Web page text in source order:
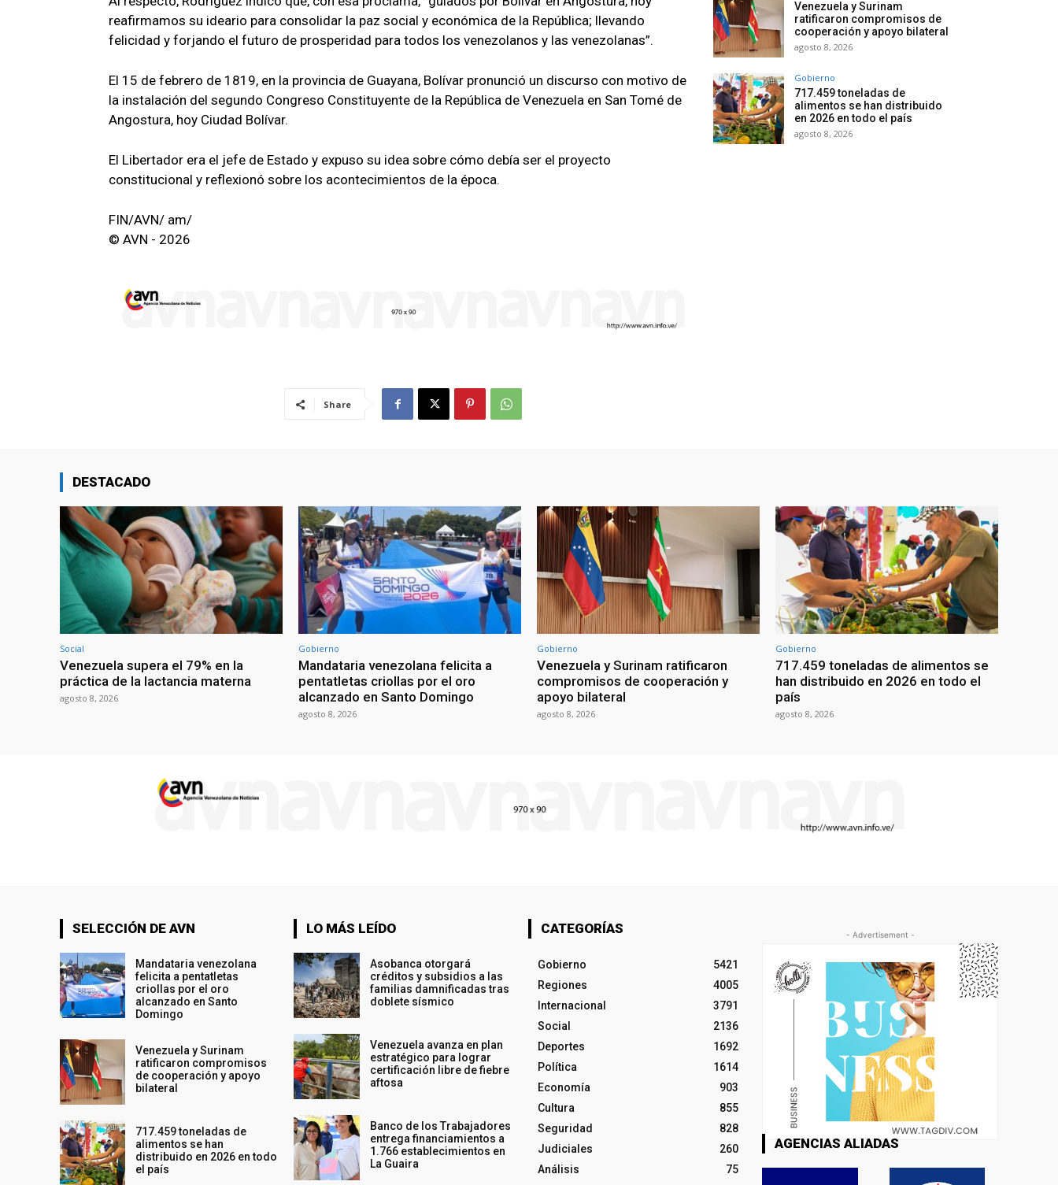
reafirmamos su ideario para consolidar la paz social y económica de la República; llevando
felicidad y forjando el futuro de prosperidad para todos los venezolanos y las venezolanas”.
El 15 de febrero de 1819, en la provincia de Guayana, Bolívar pronunció un discurso con motivo de
la instalación del segundo Congreso Constituyente de la República de Venezuela en San Tomé de
Angostura, hoy Ciudad Bolívar.
El Libertador era el jefe de Estado y expuso su idea sobre cómo debía ser el proyecto
constitucional y reflexionó sobre los acontecimientos de la época.
FIN/AVN/ am/
© AVN - 2026
Share
Venezuela y Surinam
ratificaron compromisos de
cooperación y apoyo bilateral
agosto 8, 2026
Gobierno
717.459 toneladas de
alimentos se han distribuido
en 2026 en todo el país
agosto 8, 2026
DESTACADO
Social
Venezuela supera el 79% en la
práctica de la lactancia materna
agosto 8, 2026
Gobierno
Mandataria venezolana felicita a
pentatletas criollas por el oro
alcanzado en Santo Domingo
agosto 8, 2026
Gobierno
Venezuela y Surinam ratificaron
compromisos de cooperación y
apoyo bilateral
agosto 8, 2026
Gobierno
717.459 toneladas de alimentos se
han distribuido en 2026 en todo el
país
agosto 8, 2026
SELECCIÓN DE AVN
Mandataria venezolana
felicita a pentatletas
criollas por el oro
alcanzado en Santo
Domingo
Venezuela y Surinam
ratificaron compromisos
de cooperación y apoyo
bilateral
717.459 toneladas de
alimentos se han
distribuido en 2026 en todo
el país
LO MÁS LEÍDO
Asobanca otorgará
créditos y subsidios a las
familias damnificadas tras
doblete sísmico
Venezuela avanza en plan
estratégico para lograr
certificación libre de fiebre
aftosa
Banco de los Trabajadores
entrega financiamientos a
1.766 establecimientos en
La Guaira
CATEGORÍAS
Gobierno
5421
Regiones
4005
Internacional
3791
Social
2136
Deportes
1692
Política
1614
Economía
903
Cultura
855
Seguridad
828
Judiciales
260
Análisis
75
- Advertisement -
AGENCIAS ALIADAS